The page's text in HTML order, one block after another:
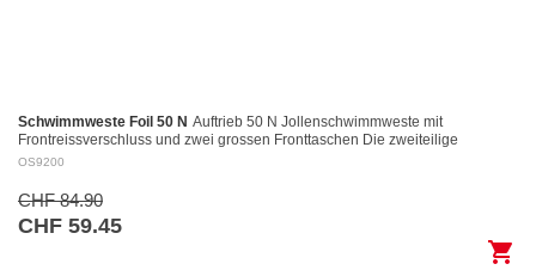
Schwimmweste Foil 50 N Auftrieb 50 N Jollenschwimmweste mit
Frontreissverschluss und zwei grossen Fronttaschen Die zweiteilige
Konstruktion des Rückenteils garantiert…
OS9200
CHF 84.90
CHF 59.45
shopping_cart